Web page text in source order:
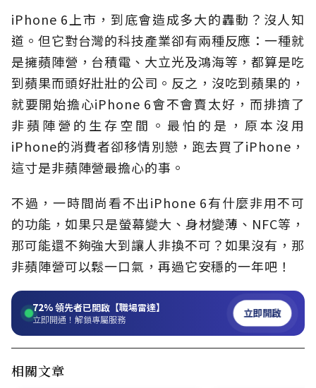
iPhone 6上市，到底會造成多大的轟動？沒人知
道。但它對台灣的科技產業卻有兩種反應：一種就
是擁蘋陣營，台積電、大立光及鴻海等，都算是吃
到蘋果而頭好壯壯的公司。反之，沒吃到蘋果的，
就要開始擔心iPhone 6會不會賣太好，而排擠了
非蘋陣營的生存空間。最怕的是，原本沒用
iPhone的消費者卻移情別戀，跑去買了iPhone，
這寸是非蘋陣營最擔心的事。
不過，一時間尚看不出iPhone 6有什麼非用不可
的功能，如果只是螢幕變大、身材變薄、NFC等，
那可能還不夠強大到讓人非換不可？如果沒有，那
非蘋陣營可以鬆一口氣，再過它安穩的一年吧！
72%領先者已開啟【職場雷達】
立即開通！解鎖專屬服務 立即開啟
相關文章